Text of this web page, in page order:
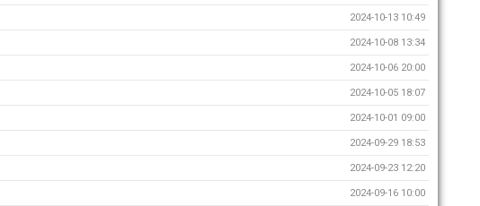
2024-10-13 10:49
2024-10-08 13:34
2024-10-06 20:00
2024-10-05 18:07
2024-10-01 09:00
2024-09-29 18:53
2024-09-23 12:20
2024-09-16 10:00